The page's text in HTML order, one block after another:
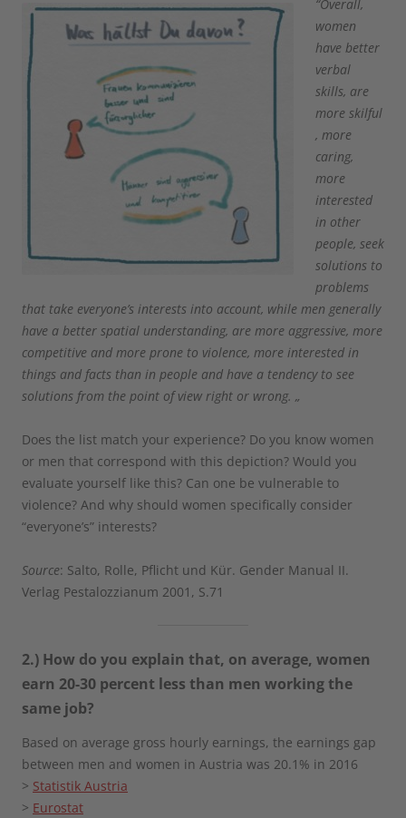
“Overall,
women
have better
verbal
skills, are
more skilful
, more
caring,
more
interested
in other
people, seek
solutions to
problems
that take everyone’s interests into account, while men generally
have a better spatial understanding, are more aggressive, more
competitive and more prone to violence, more interested in
things and facts than in people and have a tendency to see
solutions from the point of view right or wrong. „
Does the list match your experience? Do you know women
or men that correspond with this depiction? Would you
evaluate yourself like this? Can one be vulnerable to
violence? And why should women specifically consider
“everyone’s” interests?
Source: Salto, Rolle, Pflicht und Kür. Gender Manual II.
Verlag Pestalozzianum 2001, S.71
2.) How do you explain that, on average, women
earn 20-30 percent less than men working the
same job?
Based on average gross hourly earnings, the earnings gap
between men and women in Austria was 20.1% in 2016
> Statistik Austria
> Eurostat